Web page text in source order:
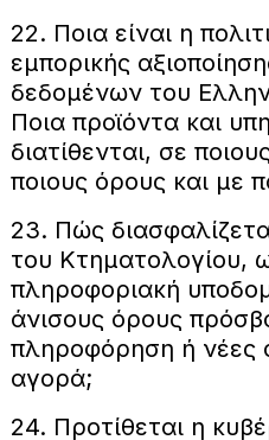
22. Ποια είναι η
εμπορικής
δεδομένων του
Ποια προϊόντα και
διατίθενται, σε
ποιους όρους και με
23. Πώς
του Κτηματολογίου,
πληροφοριακή
άνισους όρους
πληροφόρηση ή νέες
αγορά;
24. Προτίθεται η